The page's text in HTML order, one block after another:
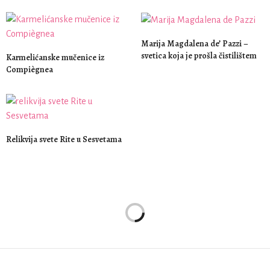
Karmelićanske mučenice iz
Compiègnea
Marija Magdalena de’ Pazzi –
svetica koja je prošla čistilištem
Relikvija svete Rite u Sesvetama